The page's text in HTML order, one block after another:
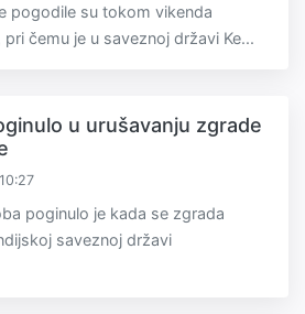
pogodile su tokom vikenda
čemu je u saveznoj državi Ke...
u urušavanju zgrade
poginulo je kada se zgrada
saveznoj državi